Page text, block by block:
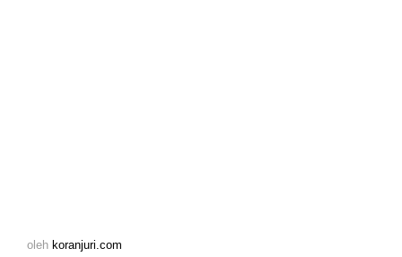
oleh koranjuri.com